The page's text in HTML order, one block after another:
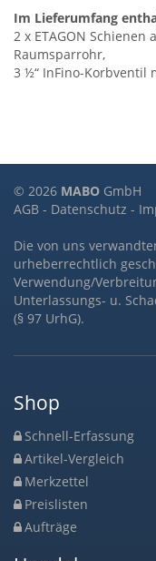
Im Lieferumfang
2 x ETAGON
Raumsparrohr,
3 ½“ InFino-Korbventil
© 2026 MABO GmbH
AGB - Datenschutz -
Die von uns
urheberrechtlich
Verwendung/
Unterlassungs- u.
(§ 97 UrhG).
Shop
Schnell-Erfassung
Artikel-Vergleich
Merkzettel
Preislisten
Aufträge